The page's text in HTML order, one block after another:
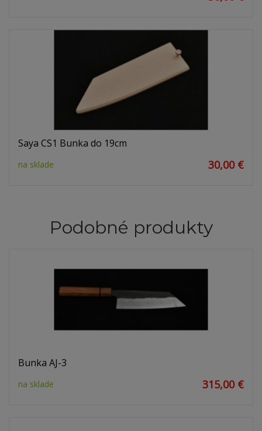
Saya CS1 Bunka do 19cm
na sklade 30,00 €
Podobné produkty
Bunka AJ-3
na sklade 315,00 €